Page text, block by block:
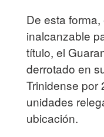
De esta
inalcanzable
título, el
derrotado en
Trinidense por
unidades
ubicación.